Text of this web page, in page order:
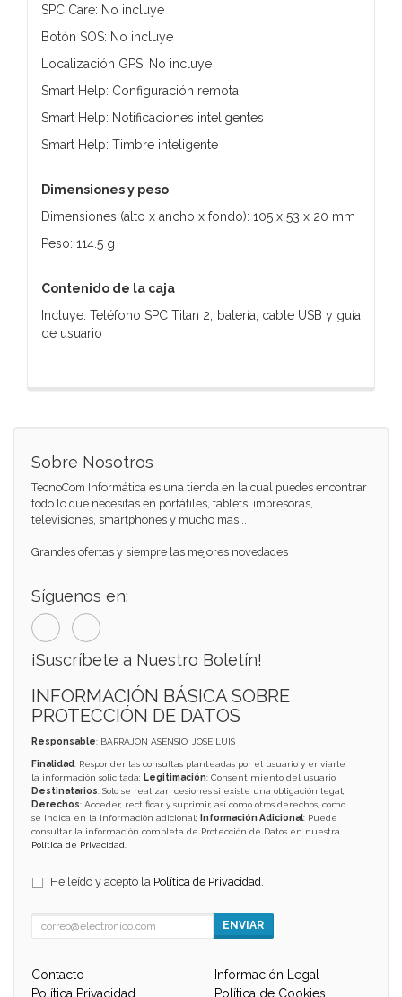
SPC Care: No incluye
Botón SOS: No incluye
Localización GPS: No incluye
Smart Help: Configuración remota
Smart Help: Notificaciones inteligentes
Smart Help: Timbre inteligente
Dimensiones y peso
Dimensiones (alto x ancho x fondo): 105 x 53 x 20 mm
Peso: 114.5 g
Contenido de la caja
Incluye: Teléfono SPC Titan 2, batería, cable USB y guía
de usuario
Sobre Nosotros
TecnoCom Informática es una tienda en la cual puedes encontrar
todo lo que necesitas en portátiles, tablets, impresoras,
televisiones, smartphones y mucho mas...
Grandes ofertas y siempre las mejores novedades
Síguenos en:
¡Suscríbete a Nuestro Boletín!
INFORMACIÓN BÁSICA SOBRE
PROTECCIÓN DE DATOS
Responsable: BARRAJÓN ASENSIO, JOSE LUIS
Finalidad: Responder las consultas planteadas por el usuario y enviarle
la información solicitada; Legitimación: Consentimiento del usuario;
Destinatarios: Solo se realizan cesiones si existe una obligación legal;
Derechos: Acceder, rectificar y suprimir, así como otros derechos, como
se indica en la información adicional;
Información Adicional: Puede
consultar la información completa de Protección de Datos en nuestra
Política de Privacidad
He leído y acepto la Política de Privacidad
ENVIAR
Contacto
Información Legal
Política Privacidad
Política de Cookies